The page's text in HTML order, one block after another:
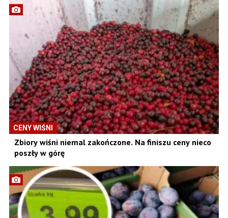
CENY WIŚNI
Zbiory wiśni niemal zakończone. Na finiszu ceny nieco
poszły w górę